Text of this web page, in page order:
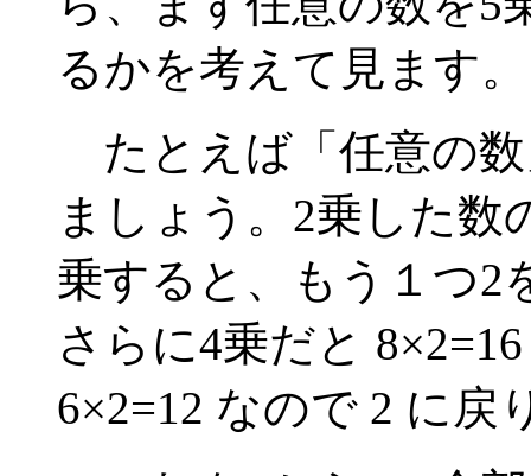
るかを考えて見ます。
たとえば「任意の
ましょう。2乗した数
乗すると、もう１つ2
さらに4乗だと
6×2=12 なので 2 に戻